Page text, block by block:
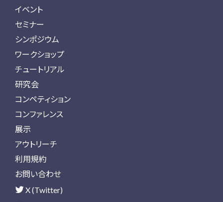
イベント
セミナー
シンポジウム
ワークショップ
チュートリアル
研究会
コンペティション
コンファレンス
展示
アウトリーチ
利用規約
お問い合わせ
X (Twitter)